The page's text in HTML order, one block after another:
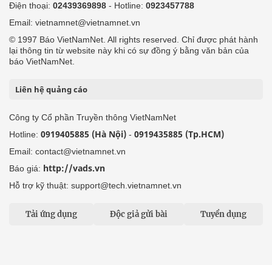
Điện thoại: 02439369898 - Hotline: 0923457788
Email: vietnamnet@vietnamnet.vn
© 1997 Báo VietNamNet. All rights reserved. Chỉ được phát hành
lại thông tin từ website này khi có sự đồng ý bằng văn bản của
báo VietNamNet.
Liên hệ quảng cáo
Công ty Cổ phần Truyền thông VietNamNet
Hotline: 0919405885 (Hà Nội) - 0919435885 (Tp.HCM)
Email: contact@vietnamnet.vn
Báo giá: http://vads.vn
Hỗ trợ kỹ thuật: support@tech.vietnamnet.vn
Tải ứng dụng Độc giả gửi bài Tuyển dụng